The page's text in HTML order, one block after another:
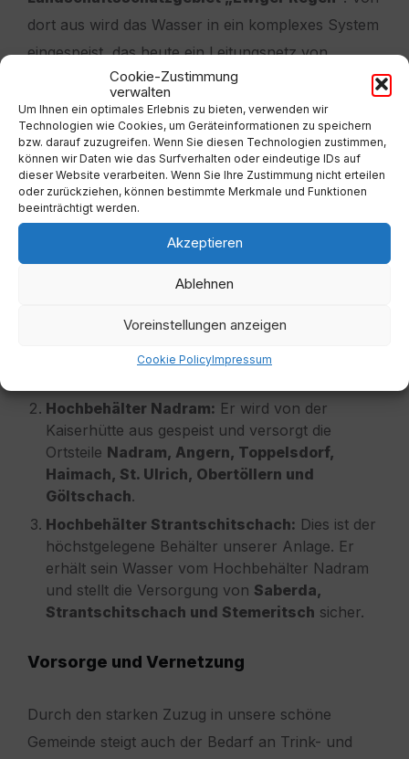
Cookie-Zustimmung
verwalten
Um Ihnen ein optimales Erlebnis zu bieten, verwenden wir
Technologien wie Cookies, um Geräteinformationen zu speichern
bzw. darauf zuzugreifen. Wenn Sie diesen Technologien zustimmen,
können wir Daten wie das Surfverhalten oder eindeutige IDs auf
dieser Website verarbeiten. Wenn Sie Ihre Zustimmung nicht erteilen
oder zurückziehen, können bestimmte Merkmale und Funktionen
beeinträchtigt werden.
Akzeptieren
Ablehnen
Voreinstellungen anzeigen
Cookie PolicyImpressum
dort aus wird das Wasser in ein komplexes System
eingespeist, das heute ein Leitungsnetz von
insgesamt rund50 Kilometern Länge
Das Verteilungssystem: Drei Etappen für
Maria Rain
Da unsere Gemeinde topografisch sehr
unterschiedlich gelegen ist, wird das Wasser über
drei zentrale Hochbehälter verteilt:
ersten Knotenpunkt. Von hier aus werden die
Maria Rain, Angersbichl, Tschedram
Hochbehälter Nadram: Er wird von der
Kaiserhütte aus gespeist und versorgt die
Ortsteile Nadram, Angern, Toppelsdorf,
Haimach, St. Ulrich, Obertöllern und
Göltschach.
Hochbehälter Strantschitschach: Dies ist der
höchstgelegene Behälter unserer Anlage. Er
erhält sein Wasser vom Hochbehälter Nadram
und stellt die Versorgung von Saberda,
Strantschitschach und Stemeritsch sicher.
Vorsorge und Vernetzung
Durch den starken Zuzug in unsere schöne
Gemeinde steigt auch der Bedarf an Trink- und